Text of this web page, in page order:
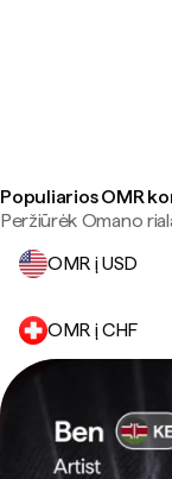
Populiarios OMR
Peržiūrėk Omano
OMR į USD
OMR į CHF